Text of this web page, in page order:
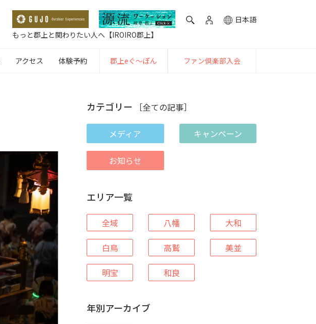
日本語
もっと郡上と関わりたい人へ【IROIRO郡上】
アクセス 体験予約 郡上eぐ〜ぽん ファン倶楽部入会
カテゴリー ［全ての記事］
メディア キャンペーン
お知らせ
エリア一覧
全域 八幡 大和
白鳥 高鷲 美並
明宝 和良
年別アーカイブ